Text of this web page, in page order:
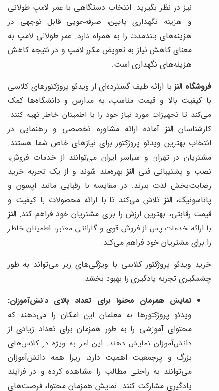
نیز در نظر بگیرید. انتخاب دستگاهی با عمر لامپ طولانی
و هزینه نگهداری پایین، صرفه‌جویی قابل توجهی در
هزینه‌های بلندمدت را به همراه دارد. عمر طولانی لامپ به
معنای کاهش نیاز به تعویض مکرر لامپ و در نتیجه کاهش
هزینه‌های نگهداری است.
فروشگاه النز با ارائه طیف گسترده‌ای از ویدئو پروژکتورهای کلاسی
با کیفیت بالا و قیمت مناسب، به مدارس و دانشگاه‌ها کمک
می‌کند تا تجهیزات مورد نیاز خود را با اطمینان خاطر تهیه کنند.
کارشناسانالنز آماده ارائه مشاوره تخصصی و راهنمایی در
انتخاب بهترین ویدئو پروژکتور برای نیازهای خاص شما هستند.
مشتریان در تهران و سراسر ایران می‌توانند از خدمات فروش،
نصب و پشتیبانی فنی النز بهره‌مند شوند و از یک تجربه خرید
رضایت‌بخش لذت ببرند. در مقایسه با رقبایی مانند اپسون و
پاناسونیک، النز تلاش می‌کند تا با ارائه محصولات با کیفیت و
قیمت رقابتی، بهترین ارزش را برای مشتریان خود فراهم کند. النز
با ارائه خدمات پس از فروش قوی و گارانتی معتبر، اطمینان خاطر
را برای مشتریان خود فراهم می‌کند.
خرید ویدئو پروژکتور کلاسی با ویژگی‌های زیر می‌تواند به طور
چشمگیری تجربه یادگیری را بهبود بخشد:
نمایش همزمان محتوا برای تعداد بالای دانش‌آموزان:
ویدئو پروژکتورها به معلمان این امکان را می‌دهند که
محتوای آموزشی را به طور همزمان برای تعداد زیادی از
دانش‌آموزان نمایش دهند. این امر به ویژه در کلاس‌های
بزرگ و پرجمعیت اهمیت دارد، زیرا همه دانش‌آموزان
می‌توانند به راحتی مطالب را مشاهده کرده و در فرآیند
یادگیری مشارکت کنند. نمایش همزمان محتوا، فرصت‌های